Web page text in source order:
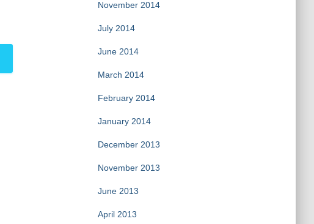
November 2014
July 2014
June 2014
March 2014
February 2014
January 2014
December 2013
November 2013
June 2013
April 2013